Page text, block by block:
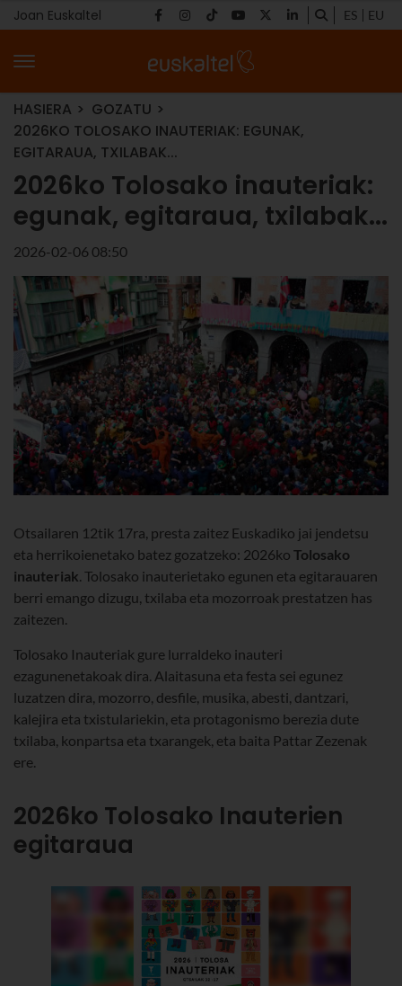
Joan Euskaltel ES EU
HASIERA
GOZATU
2026KO TOLOSAKO INAUTERIAK: EGUNAK,
EGITARAUA, TXILABAK...
2026ko Tolosako inauteriak:
egunak, egitaraua, txilabak...
2026-02-06 08:50
Otsailaren 12tik 17ra, presta zaitez Euskadiko jai jendetsu
eta herrikoienetako batez gozatzeko: 2026ko Tolosako
inauteriak. Tolosako inauterietako egunen eta egitarauaren
berri emango dizugu, txilaba eta mozorroak prestatzen has
zaitezen.
Tolosako Inauteriak gure lurraldeko inauteri
ezagunenetakoak dira. Alaitasuna eta festa sei egunez
luzatzen dira, mozorro, desfile, musika, abesti, dantzari,
kalejira eta txistulariekin, eta protagonismo berezia dute
txilaba, konpartsa eta txarangek, eta baita Pattar Zezenak
ere.
2026ko Tolosako Inauterien
egitaraua